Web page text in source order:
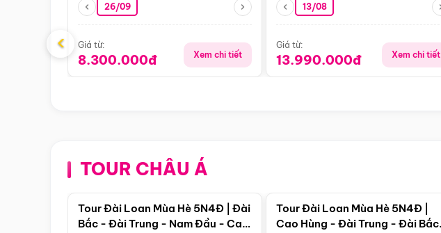
26/09
Giá từ:
8.300.000đ Xem chi tiết
13/08
Giá từ:
13.990.000đ Xem chi tiết
‹
TOUR CHÂU ÁĐiểm nổi bật
Tour Đài Loan Mùa Hè 5N4Đ | Đài
Bắc - Đài Trung - Nam Đầu - Cao
Tour Đài Loan Mùa Hè 5N4Đ |
Cao Hùng - Đài Trung - Đài Bắc